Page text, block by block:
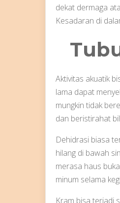
dekat dermaga
Kesadaran di
Aktivitas akuatik
lama dapat
mungkin tidak
dan beristirahat
Dehidrasi biasa
hilang di bawah
merasa haus
minum selama
Kram bisa terjadi